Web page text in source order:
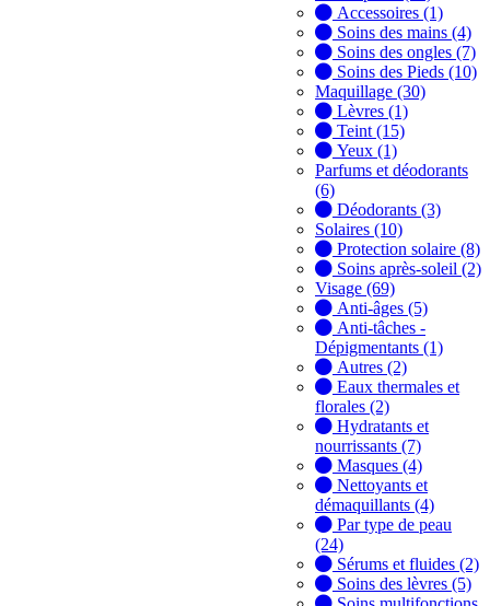
Accessoires (1)
Soins des mains (4)
Soins des ongles (7)
Soins des Pieds (10)
Maquillage (30)
Lèvres (1)
Teint (15)
Yeux (1)
Parfums et déodorants
(6)
Déodorants (3)
Solaires (10)
Protection solaire (8)
Soins après-soleil (2)
Visage (69)
Anti-âges (5)
Anti-tâches -
Dépigmentants (1)
Autres (2)
Eaux thermales et
florales (2)
Hydratants et
nourrissants (7)
Masques (4)
Nettoyants et
démaquillants (4)
Par type de peau
(24)
Sérums et fluides (2)
Soins des lèvres (5)